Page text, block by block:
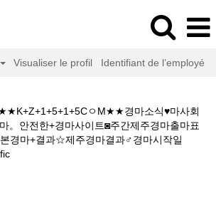
Visualiser le profil Identifiant de l’employé
ㅇM★★경마소식♥마사회
。안전한+경마사이트◙주간제주경마출마표
경마+결과☆제주경마결과♂경마시작일
(page